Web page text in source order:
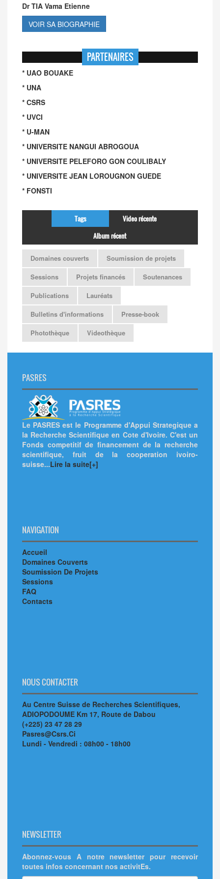
Dr TIA Vama Etienne
VOIR SA BIOGRAPHIE
PARTENAIRES
* UAO BOUAKE
* UNA
* CSRS
* UVCI
* U-MAN
* UNIVERSITE NANGUI ABROGOUA
* UNIVERSITE PELEFORO GON COULIBALY
* UNIVERSITE JEAN LOROUGNON GUEDE
* FONSTI
Tags
Video récente
Album récent
Domaines couverts
Soumission de projets
Sessions
Projets financés
Soutenances
Publications
Lauréats
Bulletins d'informations
Presse-book
Photothèque
Videothèque
PASRES
Le PASRES est le Programme d'Appui Strategique a
la Recherche Scientifique en Cote d'Ivoire. C'est un
Fonds competitif de financement de la recherche
scientifique, fruit de la cooperation ivoiro-
suisse...Lire la suite[+]
NAVIGATION
Accueil
Domaines Couverts
Soumission De Projets
Sessions
FAQ
Contacts
NOUS CONTACTER
Au Centre Suisse de Recherches Scientifiques,
ADIOPODOUME Km 17, Route de Dabou
(+225) 23 47 28 29
Pasres@Csrs.Ci
Lundi - Vendredi : 08h00 - 18h00
NEWSLETTER
Abonnez-vous A notre newsletter pour recevoir
toutes infos concernant nos activitEs.